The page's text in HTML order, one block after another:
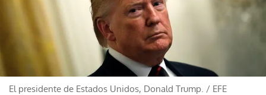
El presidente de Estados Unidos, Donald Trump. / EFE